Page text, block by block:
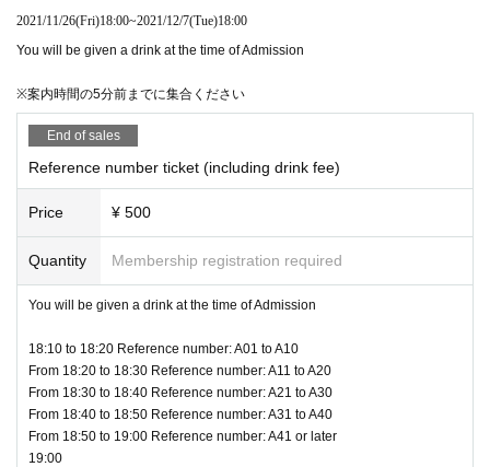
※チケットの番号によって入場時間が異なりますのでご注意ください。お時
間までにお越しいただけない場合は最後尾からのご入場となります。
※入場整理券はお申込みいただいたご本人様のみ有効です。転売・譲渡は禁
止致します。
※本公演開催に関しては、政府の新型コロナウィルス感染予防ガイドライン
に沿って実施させていただきます。ご来場のお客様は当店の感染予防対策に
ます。運営ガイドラインは下記及びこちらからご確認ください
がございます。予めご了承ください。
2021/11/26(Fri)18:00~2021/12/7(Tue)18:00
You will be given a drink at the time of Admission
※案内時間の5分前までに集合ください
End of sales
Reference number ticket (including drink fee)
Price ¥ 500
Quantity Membership registration required
You will be given a drink at the time of Admission
18:10 to 18:20 Reference number: A01 to A10
From 18:20 to 18:30 Reference number: A11 to A20
From 18:30 to 18:40 Reference number: A21 to A30
From 18:40 to 18:50 Reference number: A31 to A40
From 18:50 to 19:00 Reference number: A41 or later
19:00